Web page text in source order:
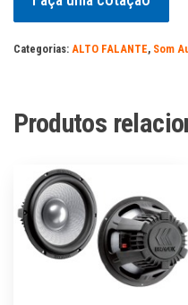
Categorias: ALTO FALANTE, Som
Produtos